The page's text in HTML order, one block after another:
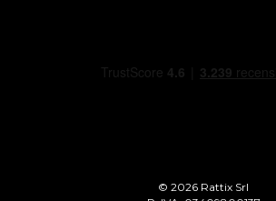
© 2026 Rattix Srl